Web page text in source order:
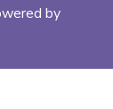
by